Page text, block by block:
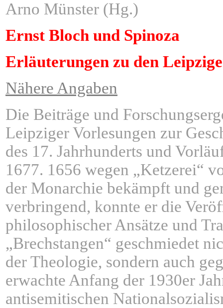
Arno Münster (Hg.)
Ernst Bloch und Spinoza
Erläuterungen zu den
Nähere Angaben
Die Beiträge und
Leipziger Vorlesungen zur
des 17. Jahrhunderts und
1677. 1656 wegen „Ketzerei“
der Monarchie bekämpft und
verbringend, konnte er die
philosophischer Ansätze und
„Brechstangen“ geschmiedet
der Theologie, sondern auch
erwachte Anfang der 1930er
antisemitischen